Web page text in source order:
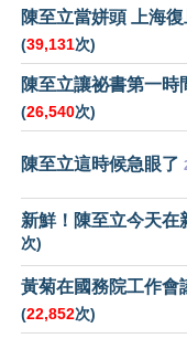
陳至立當姘頭 上海
(39,131次)
陳至立讓祕書第一時
(26,540次)
陳至立這時候急眼了
新鮮！陳至立今天在
次)
黃菊在國務院工作會
(22,852次)